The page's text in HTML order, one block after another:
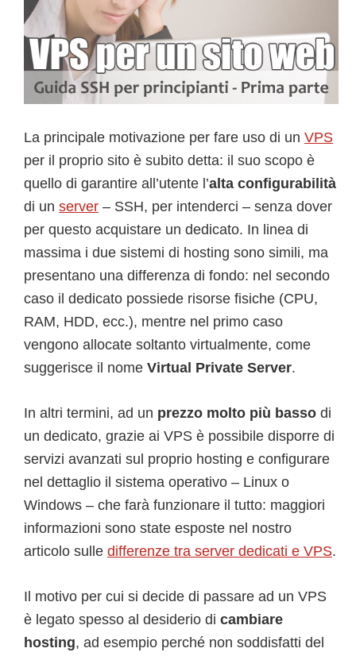
La principale motivazione per fare uso di un VPS
per il proprio sito è subito detta: il suo scopo è
quello di garantire all’utente l’alta configurabilità
di un server – SSH, per intenderci – senza dover
per questo acquistare un dedicato. In linea di
massima i due sistemi di hosting sono simili, ma
presentano una differenza di fondo: nel secondo
caso il dedicato possiede risorse fisiche (CPU,
RAM, HDD, ecc.), mentre nel primo caso
vengono allocate soltanto virtualmente, come
suggerisce il nome Virtual Private Server.
In altri termini, ad un prezzo molto più basso di
un dedicato, grazie ai VPS è possibile disporre di
servizi avanzati sul proprio hosting e configurare
nel dettaglio il sistema operativo – Linux o
Windows – che farà funzionare il tutto: maggiori
informazioni sono state esposte nel nostro
articolo sulle differenze tra server dedicati e VPS.
Il motivo per cui si decide di passare ad un VPS
è legato spesso al desiderio di cambiare
hosting, ad esempio perché non soddisfatti del